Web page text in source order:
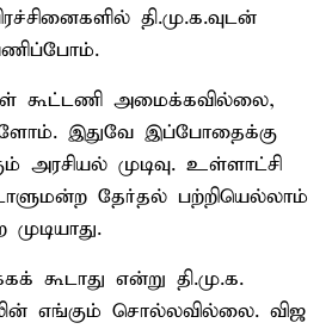
தி.மு.க.வுடன்
கூட்டணி அமைக்கவில்லை,
இதுவே இப்போதைக்கு
அரசியல் முடிவு. உள்ளாட்சி
தேர்தல் பற்றியெல்லாம்
கூடாது என்று தி.மு.க.
எங்கும் சொல்லவில்லை. விஜ